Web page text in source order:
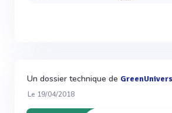
Un dossier technique de GreenUnivers
Le 19/04/2018